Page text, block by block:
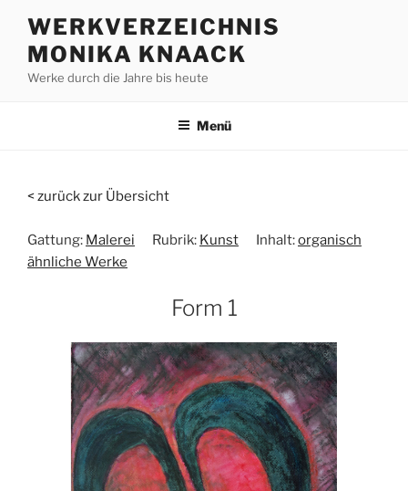
Inhalt
springen
WERKVERZEICHNIS
MONIKA KNAACK
Werke durch die Jahre bis heute
Menü
< zurück zur Übersicht
Gattung: Malerei Rubrik: Kunst Inhalt:organisch
ähnliche Werke
Form 1